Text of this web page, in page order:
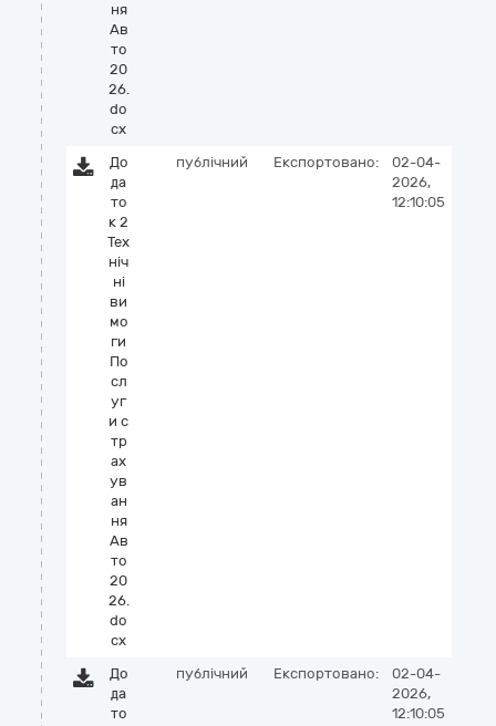
ня
Ав
то
20
26.
do
cx
До
да
то
к 2
Тех
ніч
ні
ви
мо
ги
По
сл
уг
и с
тр
ах
ув
ан
ня
Ав
то
20
26.
do
cx
публічний Експортовано:
02-04-
2026,
12:10:05
До
да
то
публічний Експортовано:
02-04-
2026,
12:10:05